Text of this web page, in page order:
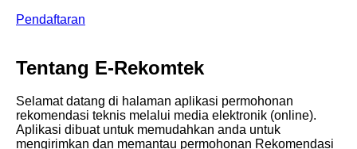
Pendaftaran
Tentang E-Rekomtek
Selamat datang di halaman aplikasi permohonan
rekomendasi teknis melalui media elektronik (online).
Aplikasi dibuat untuk memudahkan anda untuk
mengirimkan dan memantau permohonan Rekomendasi